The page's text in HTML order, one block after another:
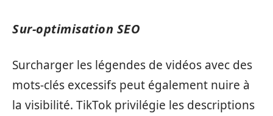
Sur-optimisation SEO
Surcharger les légendes de vidéos avec des
mots-clés excessifs peut également nuire à
la visibilité. TikTok privilégie les descriptions